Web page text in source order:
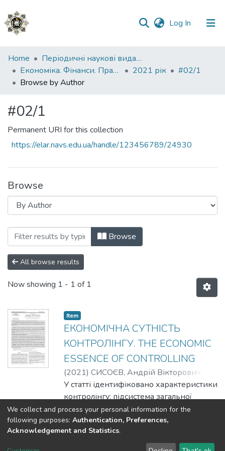
Log In (current)
Communities
&
Collections
Home
Періодичні наукові видання НАВС
Економіка. Фінанси. Право.
2021 рік
#02/1
Browse by Author
#02/1
Permanent URI for this collection
https://elar.navs.edu.ua/handle/123456789/24930
Browse
Browsing #02/1 by Author "SYSOIEV,
Browse
All browse results
Now showing 1 - 1 of 1
Item
ЕКОНОМІЧНА СУТНІСТЬ
КОНТРОЛІНГУ. THE ECONOMIC
ESSENCE OF CONTROLLING
(2021) СИСОЄВ, Андрій Вікторович
SYSOIEV, Andrii Viktorovych
У статті ідентифіковано характеристики
контролінгу: підсистема загальної
системи управління, що орієнтує її на
цілі діяльності підприємства; синтезує
всі функції та види менеджменту;
налагоджує інформаційно-аналітичне
Show more
We collect and process your personal information for the
following purposes: Authentication, Preferences,
Acknowledgement and Statistics.